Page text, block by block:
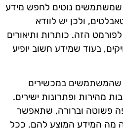
נוטים לחפש מידע
ולכן יש לוודא
הזה. כותרות ותיאורים
בעוד שמידע חשוב יופיע
שהמשתמשים במכשירים
מהירות ופתרונות ישירים.
פשוטה וברורה, שתאפשר
מה המידע המוצע להם. ככל